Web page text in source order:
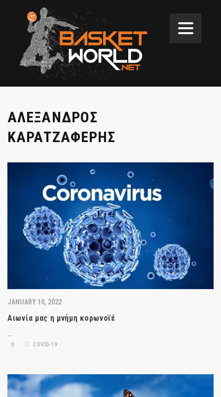
ΑΛΕΞΑΝΔΡΟΣ
ΚΑΡΑΤΖΑΦΕΡΗΣ
JANUARY 10, 2022
Αιωνία μας η μνήμη κορωνοϊέ
…
0 COVID-19